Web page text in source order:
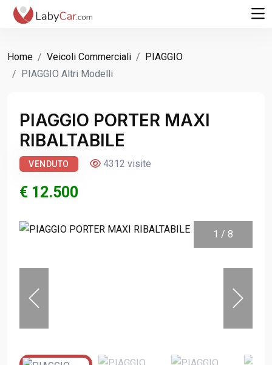
Home Veicoli Commerciali
PIAGGIO
PIAGGIO Altri Modelli
PIAGGIO PORTER MAXI
RIBALTABILE
VENDUTO 4312 visite
€ 12.500
1 / 8